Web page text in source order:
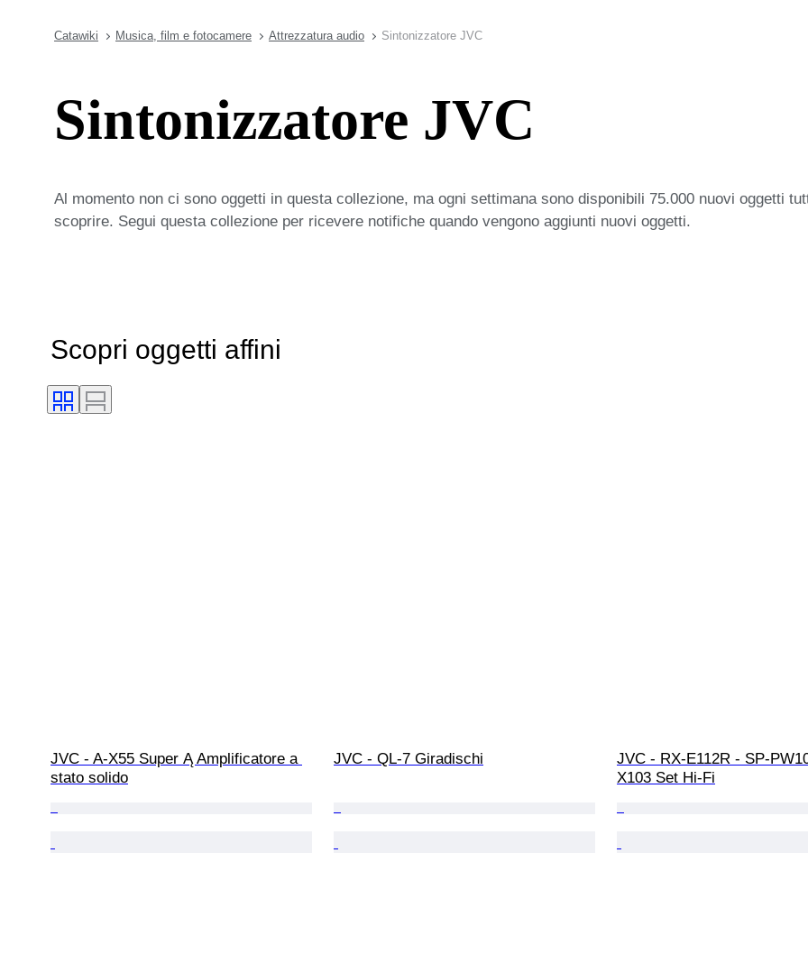
Catawiki Musica, film e fotocamere Attrezzatura audio Sintonizzatore JVC
Sintonizzatore JVC
Al momento non ci sono oggetti in questa collezione, ma ogni settimana sono disponibili 75.000 nuovi oggetti
scoprire. Segui questa collezione per ricevere notifiche quando vengono aggiunti nuovi oggetti.
Scopri oggetti affini
JVC - A-X55 Super Ą Amplificatore a
stato solido
JVC - QL-7 Giradischi
JVC - RX-E112R - SP-
X103 Set Hi-Fi